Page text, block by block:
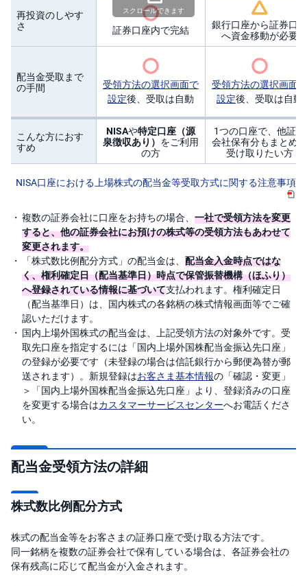
先
物
オ
ョ
ン
商
先
物
金
・
プ
ラ
チ
ナ
外
貨
建
M
M
F
NE
W
取
引
所
C
F
D(
く
り
く
株
3
6
店
C
F
D
再投資のしやす
さ
証券口座内で完結
銀行口座から証券口座
へ資金移動が必要
配当金受取まで
の手間
受領方法の選択画面で
設定後、受取は自動
受領方法の選択画面で
設定後、受取は自動
こんな方におす
すめ
NISAや特定口座（源
泉徴収あり） をご利用
の方
1つの口座で、他証券
会社保有分もまとめて
受け取りたい方
スクロールできます
NISA口座における上場株式の配当金等受取方式に関する注意事項
複数の証券会社に口座をお持ちの場合、 一社で受領方法を変更
すると、他の証券会社にお預けの株式等の受領方法もあわせて
変更されます。
「株式数比例配分方式」の配当金は、 配当金入金時点ではな
く、権利確定日（配当基準日）時点で保管振替機構（ほふり）
へ登録されている情報に基づいて支払われます。権利確定日
（配当基準日）は、国内株式の各銘柄の株式情報画面等でご確
認いただけます。
国内上場外国株式の配当金は、上記受領方法の対象外です。受
取先口座を指定するには「国内上場外国株配当金振込先口座」
の登録が必要です（未登録の場合は信託銀行から郵便為替が郵
送されます）。新規登録はお客さま基本情報の「確認・変更」
＞「国内上場外国株配当金振込先口座」より、登録済みの口座
を変更する場合はカスタマーサービスセンターへお電話くださ
い。
配当金受領方法の詳細
株式数比例配分方式
株式の配当金等をお客さまの証券口座で受け取る方法です。
同一銘柄を複数の証券会社で保有している場合は、各証券会社の
保有残高に応じて配当金が入金されます。